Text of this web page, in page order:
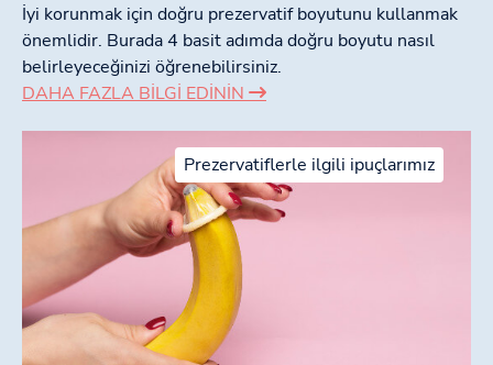
İyi korunmak için doğru prezervatif boyutunu kullanmak
önemlidir. Burada 4 basit adımda doğru boyutu nasıl
belirleyeceğinizi öğrenebilirsiniz.
DAHA FAZLA BILGI EDININ
Prezervatiflerle ilgili ipuçlarımız